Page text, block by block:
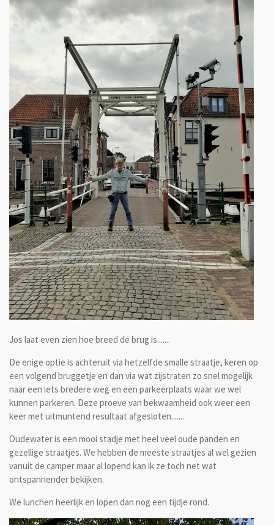
Jos laat even zien hoe breed de brug is.......
De enige optie is achteruit via hetzelfde smalle straatje, keren op
een volgend bruggetje en dan via wat zijstraten zo snel mogelijk
naar een iets bredere weg en een parkeerplaats waar we wel
kunnen parkeren. Deze proeve van bekwaamheid ook weer een
keer met uitmuntend resultaat afgesloten.......
Oudewater is een mooi stadje met heel veel oude panden en
gezellige straatjes. We hebben de meeste straatjes al wel gezien
vanuit de camper maar al lopend kan ik ze toch net wat
ontspannender bekijken.
We lunchen heerlijk en lopen dan nog een tijdje rond.